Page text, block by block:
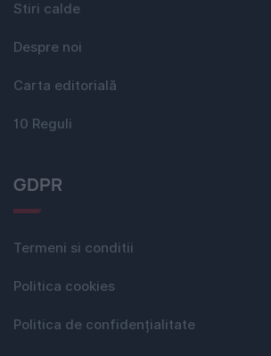
Stiri calde
Despre noi
Carta editorială
10 Reguli
GDPR
Termeni si conditii
Politica cookies
Politica de confidențialitate